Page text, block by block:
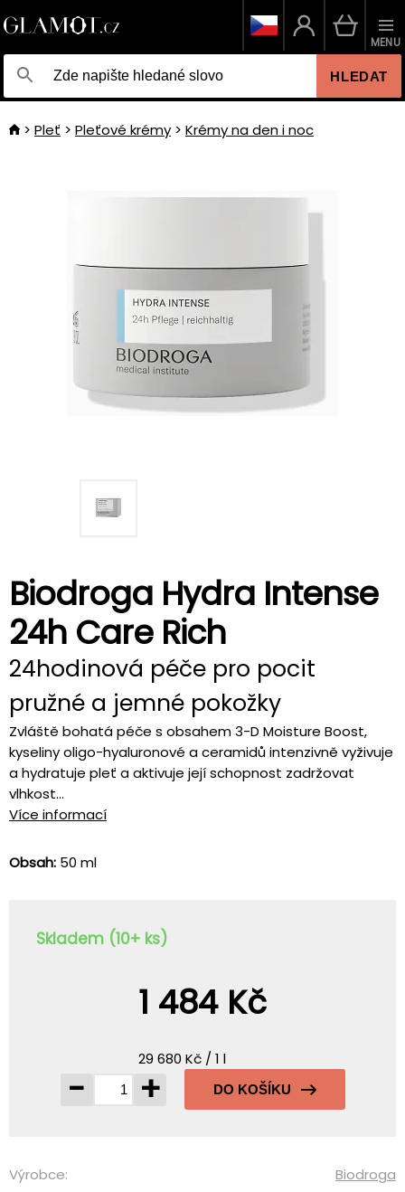
HLEDAT
MENU
Pleť Pleťové krémy Krémy na den i noc
Biodroga Hydra Intense
24h Care Rich
24hodinová péče pro pocit
pružné a jemné pokožky
Zvláště bohatá péče s obsahem 3-D Moisture Boost,
kyseliny oligo-hyaluronové a ceramidů intenzivně vyživuje
a hydratuje pleť a aktivuje její schopnost zadržovat
vlhkost...
Více informací
Obsah: 50 ml
Skladem (10+ ks)
1 484 Kč
29 680 Kč / 1 l
- + DO KOŠÍKU
Výrobce: Biodroga